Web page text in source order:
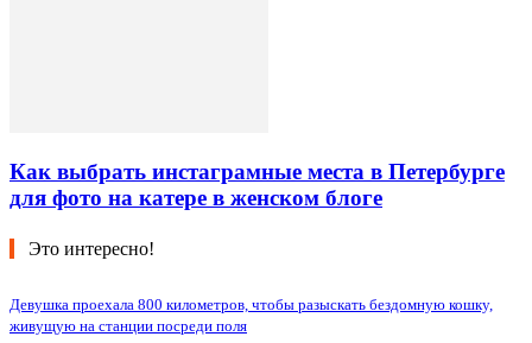
Как выбрать инстаграмные места в Петербурге
для фото на катере в женском блоге
Это интересно!
Девушка проехала 800 километров, чтобы разыскать бездомную кошку,
живущую на станции посреди поля